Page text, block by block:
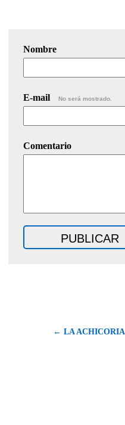
Nombre
E-mail No será mostrado.
Comentario
← LA ACHICORIA